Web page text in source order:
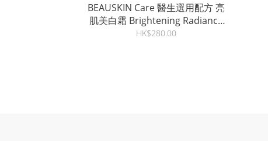
BEAUSKIN Care 醫生選用配方 亮
肌美白霜 Brightening Radiance
Cream (CX)
HK$280.00